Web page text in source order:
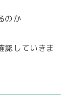
のか
認していきま